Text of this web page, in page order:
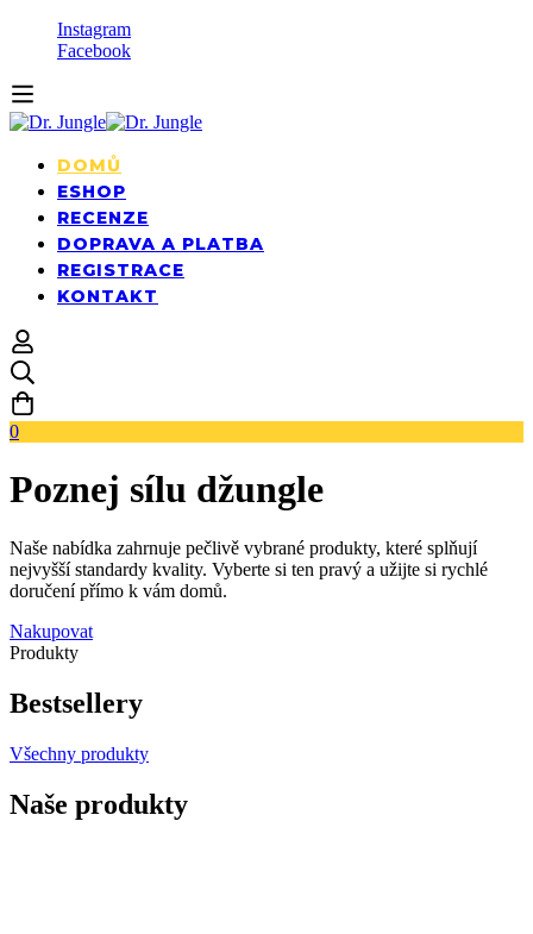
Instagram
Facebook
DOMŮ
ESHOP
RECENZE
DOPRAVA A PLATBA
REGISTRACE
KONTAKT
0
Poznej sílu džungle
Naše nabídka zahrnuje pečlivě vybrané produkty, které splňují
nejvyšší standardy kvality. Vyberte si ten pravý a užijte si rychlé
doručení přímo k vám domů.
Nakupovat
Produkty
Bestsellery
Všechny produkty
Naše produkty